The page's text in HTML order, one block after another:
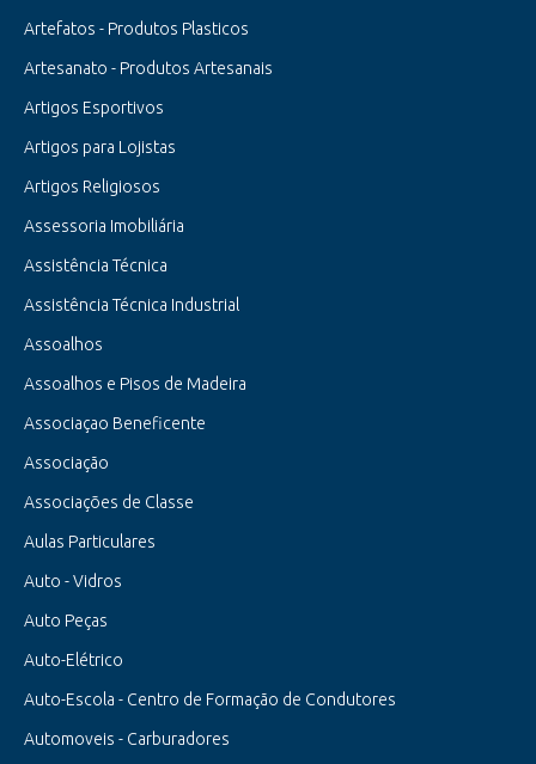
Artefatos - Produtos Plasticos
Artesanato - Produtos Artesanais
Artigos Esportivos
Artigos para Lojistas
Artigos Religiosos
Assessoria Imobiliária
Assistência Técnica
Assistência Técnica Industrial
Assoalhos
Assoalhos e Pisos de Madeira
Associaçao Beneficente
Associação
Associações de Classe
Aulas Particulares
Auto - Vidros
Auto Peças
Auto-Elétrico
Auto-Escola - Centro de Formação de Condutores
Automoveis - Carburadores